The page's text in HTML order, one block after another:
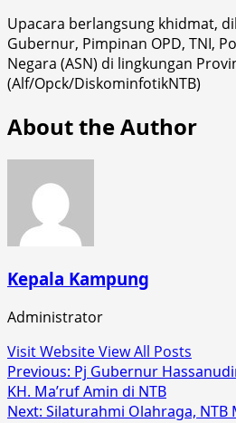
Upacara berlangsung khidmat,
Gubernur, Pimpinan OPD, TNI,
Negara (ASN) di lingkungan
(Alf/Opck/DiskominfotikNTB)
About the Author
Kepala Kampung
Administrator
Visit WebsiteView All Posts
Post
navigation
Previous: Pj Gubernur
KH. Ma’ruf Amin di NTB
Next: Silaturahmi Olahraga, NTB